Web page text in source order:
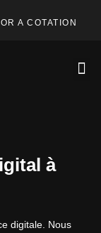
A COTATION
à
digitale. Nous